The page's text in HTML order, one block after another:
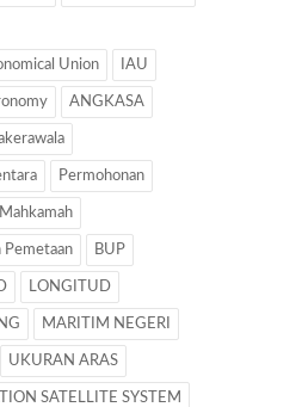
Union IAU
ANGKASA
Permohonan
Pemetaan BUP
LONGITUD
MARITIM NEGERI
UKURAN ARAS
SATELLITE SYSTEM